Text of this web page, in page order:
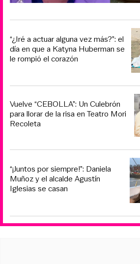
“¿Iré a actuar alguna vez más?”: el
día en que a Katyna Huberman se
le rompió el corazón
Vuelve “CEBOLLA”: Un Culebrón
para llorar de la risa en Teatro Mori
Recoleta
“¡Juntos por siempre!”: Daniela
Muñoz y el alcalde Agustín
Iglesias se casan